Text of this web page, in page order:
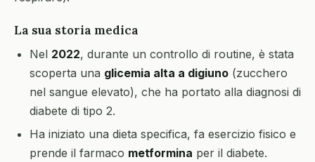
La sua storia medica
Nel 2022, durante un controllo di routine, è stata
scoperta una glicemia alta a digiuno (zucchero
nel sangue elevato), che ha portato alla diagnosi di
diabete di tipo 2.
Ha iniziato una dieta specifica, fa esercizio fisico e
prende il farmaco metformina per il diabete.